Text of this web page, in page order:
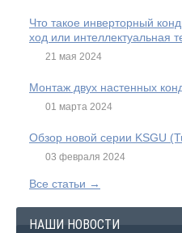
Что такое инверторный
ход или интеллектуальная
21 мая 2024
Монтаж двух настенных
01 марта 2024
Обзор новой серии KSGU
03 февраля 2024
Все статьи →
НАШИ НОВОСТИ